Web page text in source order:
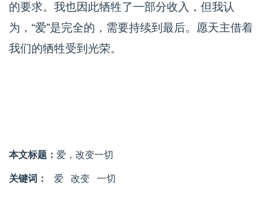
的要求。我也因此牺牲了一部分收入，但我认
为，“爱”是完全的，需要持续到最后。愿天主借着
我们的牺牲受到光荣。
本文标题： 爱，改变一切
关键词： 爱 改变 一切